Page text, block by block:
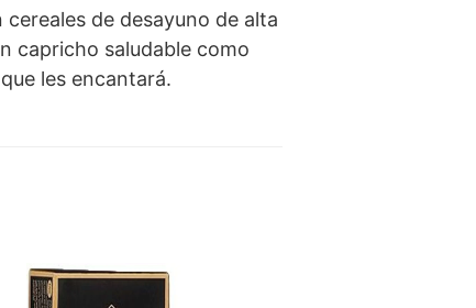
de desayuno de alta
capricho saludable como
les encantará.